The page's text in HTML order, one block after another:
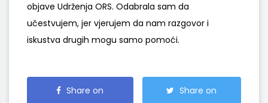
objave Udrženja ORS. Odabrala sam da
učestvujem, jer vjerujem da nam razgovor i
iskustva drugih mogu samo pomoći.
Share on Share on